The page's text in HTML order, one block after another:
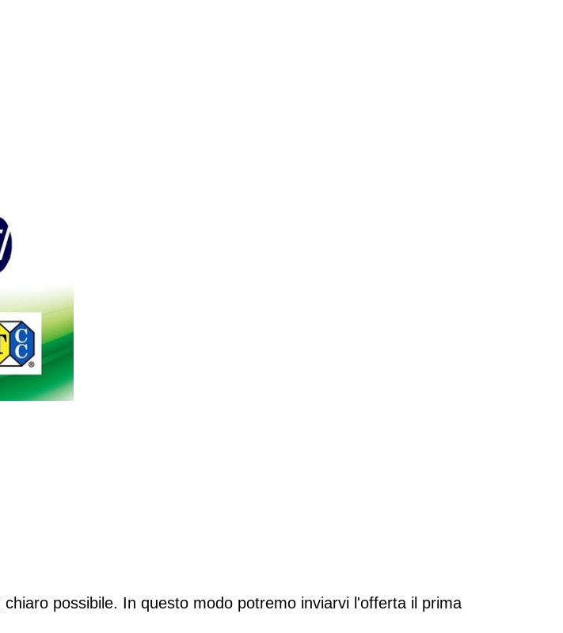
possibile. In questo modo potremo inviarvi l'offerta il prima